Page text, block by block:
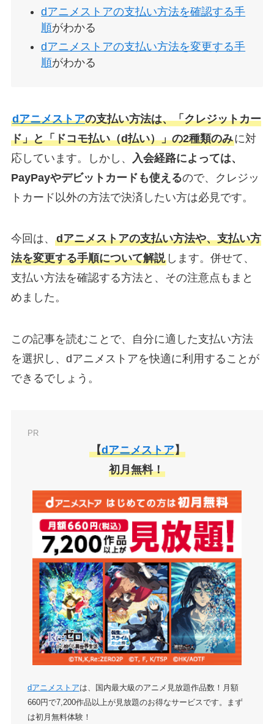
dアニメストアの支払い方法を確認する手
順がわかる
dアニメストアの支払い方法を変更する手
順がわかる
dアニメストアの支払い方法は、「クレジットカー
ド」と「ドコモ払い（d払い）」の2種類のみに対
応しています。しかし、
入会経路によっては、
PayPayやデビットカードも使えるので、クレジッ
トカード以外の方法で決済したい方は必見です。
今回は、 dアニメストアの支払い方法や、支払い方
法を変更する手順について解説します。併せて、
支払い方法を確認する方法と、その注意点もまと
めました。
この記事を読むことで、自分に適した支払い方法
を選択し、dアニメストアを快適に利用することが
できるでしょう。
PR
【dアニメストア】
初月無料！
dアニメストアは、国内最大級のアニメ見放題作品数！月額
660円で7,200作品以上が見放題のお得なサービスです。まず
は初月無料体験！